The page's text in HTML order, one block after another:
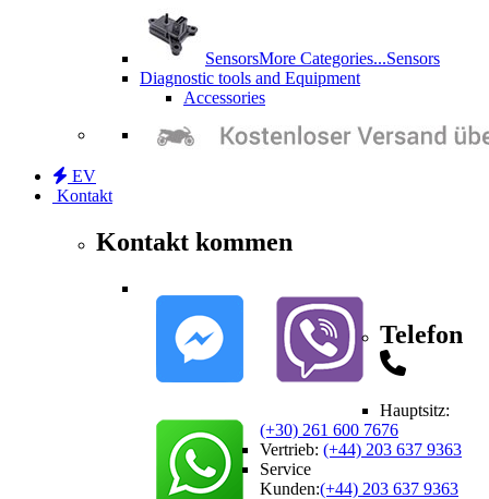
SensorsMore Categories...Sensors
Diagnostic tools and Equipment
Accessories
EV
Kontakt
Kontakt kommen
Telefon
Hauptsitz:
(+30) 261 600 7676
Vertrieb: (+44) 203 637 9363
Service
Kunden:(+44) 203 637 9363